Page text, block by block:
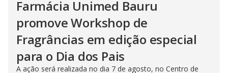
Farmácia Unimed Bauru
promove Workshop de
Fragrâncias em edição especial
para o Dia dos Pais
A ação será realizada no dia 7 de agosto, no Centro de